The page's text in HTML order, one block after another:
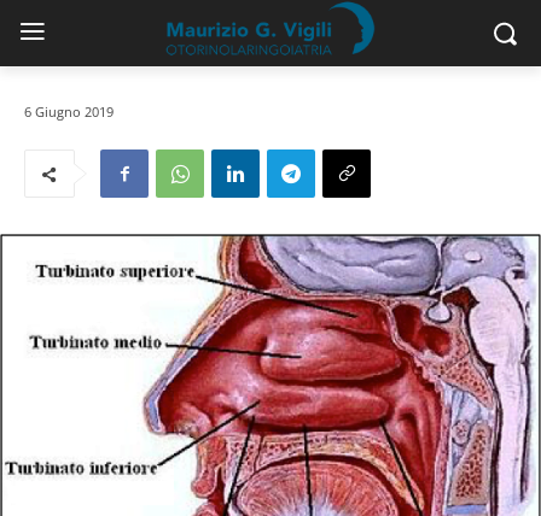
6 Giugno 2019